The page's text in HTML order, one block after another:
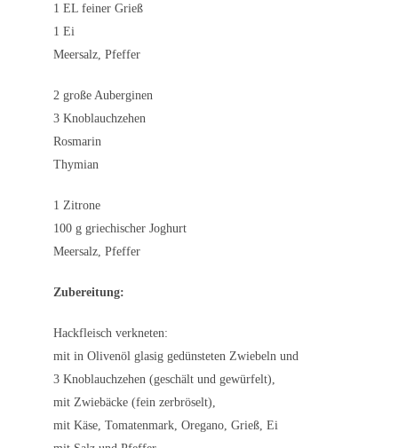
1 EL feiner Grieß
1 Ei
Meersalz, Pfeffer
2 große Auberginen
3 Knoblauchzehen
Rosmarin
Thymian
1 Zitrone
100 g griechischer Joghurt
Meersalz, Pfeffer
Zubereitung:
Hackfleisch verkneten:
mit in Olivenöl glasig gedünsteten Zwiebeln und
3 Knoblauchzehen (geschält und gewürfelt),
mit Zwiebäcke (fein zerbröselt),
mit Käse, Tomatenmark, Oregano, Grieß, Ei